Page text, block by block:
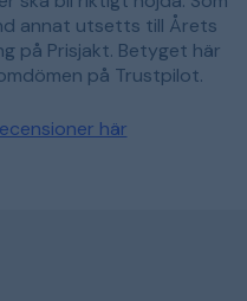
annat utsetts till Årets
på Prisjakt. Betyget här
på Trustpilot.
här